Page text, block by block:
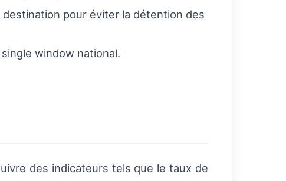
pour éviter la détention des
window national.
des indicateurs tels que le taux de